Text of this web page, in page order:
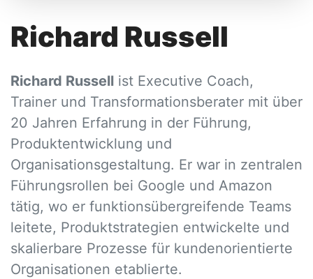
Richard Russell
Richard Russell ist Executive Coach,
Trainer und Transformationsberater mit über
20 Jahren Erfahrung in der Führung,
Produktentwicklung und
Organisationsgestaltung. Er war in zentralen
Führungsrollen bei Google und Amazon
tätig, wo er funktionsübergreifende Teams
leitete, Produktstrategien entwickelte und
skalierbare Prozesse für kundenorientierte
Organisationen etablierte.